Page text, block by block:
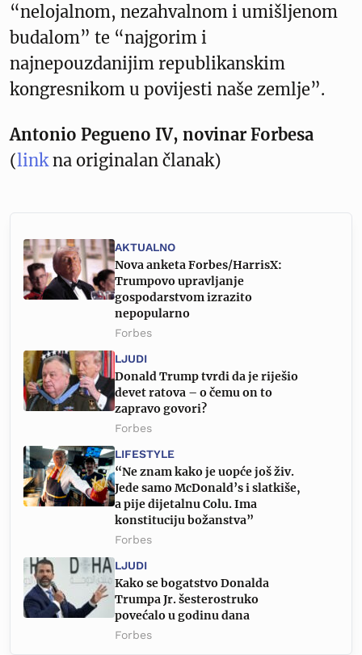
“nelojalnom, nezahvalnom i umišljenom
budalom” te “najgorim i
najnepouzdanijim republikanskim
kongresnikom u povijesti naše zemlje”.
Antonio Pegueno IV, novinar Forbesa
(link na originalan članak)
AKTUALNO
Nova anketa Forbes/HarrisX:
Trumpovo upravljanje
gospodarstvom izrazito
nepopularno
Forbes
LJUDI
Donald Trump tvrdi da je riješio
devet ratova – o čemu on to
zapravo govori?
Forbes
LIFESTYLE
“Ne znam kako je uopće još živ.
Jede samo McDonald’s i slatkiše,
a pije dijetalnu Colu. Ima
konstituciju božanstva”
Forbes
LJUDI
Kako se bogatstvo Donalda
Trumpa Jr. šesterostruko
povećalo u godinu dana
Forbes